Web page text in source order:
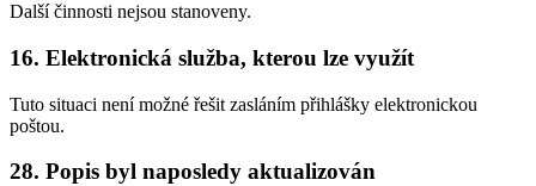
Další činnosti nejsou stanoveny.
16. Elektronická služba, kterou lze využít
Tuto situaci není možné řešit zasláním přihlášky elektronickou
poštou.
28. Popis byl naposledy aktualizován